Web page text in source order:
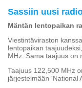
Sassiin uusi
Mäntän lentopaikan
Viestintäviraston
lentopaikan
MHz. Sama taajuus on
Taajuus 122,500 MHz
järjestelmään 'National